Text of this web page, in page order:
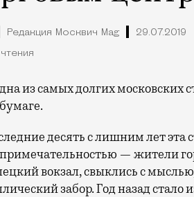
Редакция Москвич Mag 29.07.2019
бумаге.
десять с лишним лет эта
— жители
вокзал, свыклись с
забор. Год назад стало